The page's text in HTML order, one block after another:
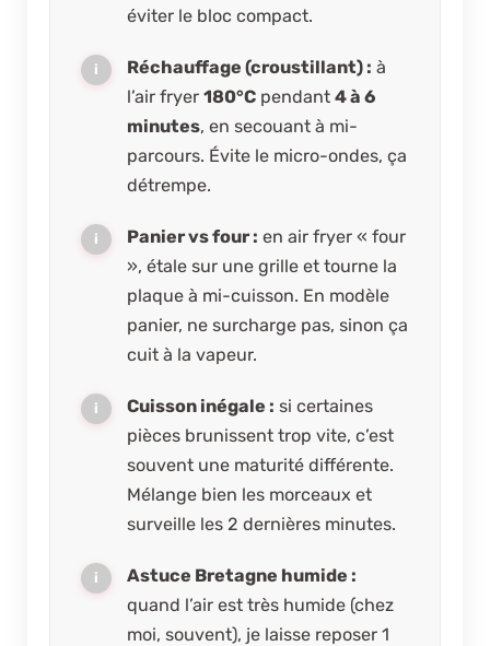
éviter le bloc compact.
Réchauffage (croustillant) : à
l’air fryer 180°C pendant 4 à 6
minutes, en secouant à mi-
parcours. Évite le micro-ondes, ça
détrempe.
Panier vs four : en air fryer « four
», étale sur une grille et tourne la
plaque à mi-cuisson. En modèle
panier, ne surcharge pas, sinon ça
cuit à la vapeur.
Cuisson inégale : si certaines
pièces brunissent trop vite, c’est
souvent une maturité différente.
Mélange bien les morceaux et
surveille les 2 dernières minutes.
Astuce Bretagne humide :
quand l’air est très humide (chez
moi, souvent), je laisse reposer 1